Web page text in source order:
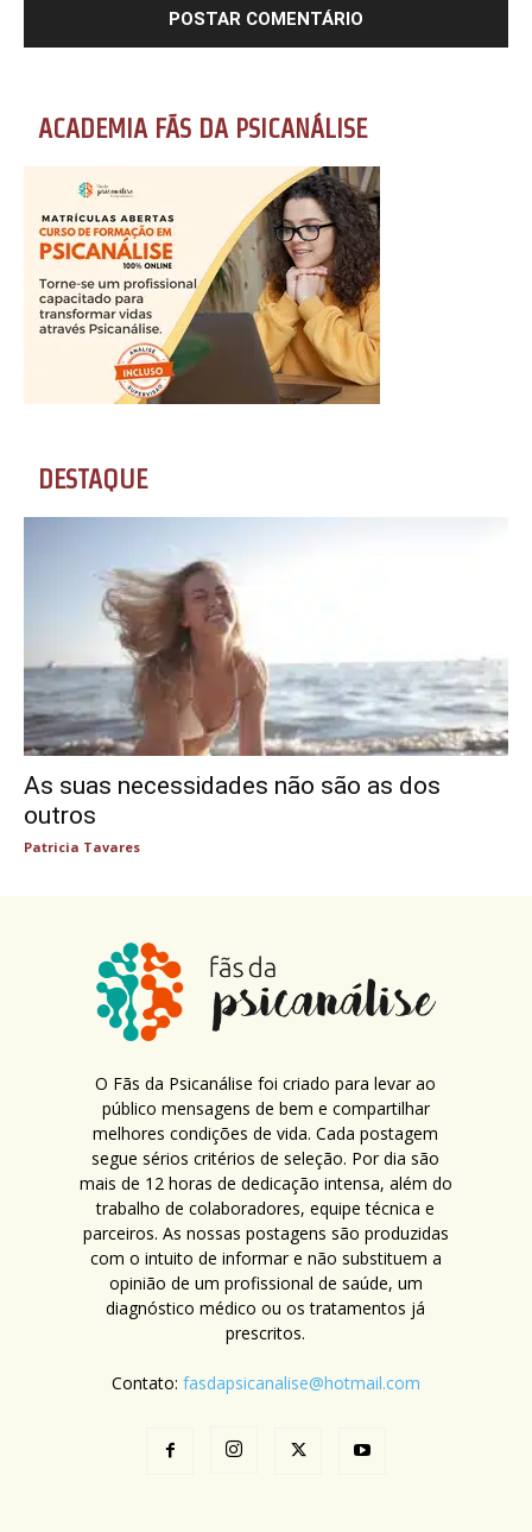
ACADEMIA FÃS DA PSICANÁLISE
DESTAQUE
As suas necessidades não são as dos
outros
Patricia Tavares
O Fãs da Psicanálise foi criado para levar ao
público mensagens de bem e compartilhar
melhores condições de vida. Cada postagem
segue sérios critérios de seleção. Por dia são
mais de 12 horas de dedicação intensa, além do
trabalho de colaboradores, equipe técnica e
parceiros. As nossas postagens são produzidas
com o intuito de informar e não substituem a
opinião de um profissional de saúde, um
diagnóstico médico ou os tratamentos já
prescritos.
Contato: fasdapsicanalise@hotmail.com